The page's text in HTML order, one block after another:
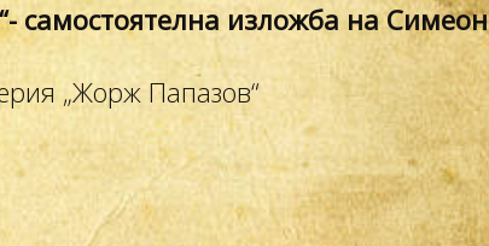
самостоятелна изложба на Симеон
„Жорж Папазов“